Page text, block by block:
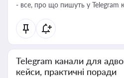
- все, про що пишуть у Telegram
Telegram канали для
кейси, практичні поради